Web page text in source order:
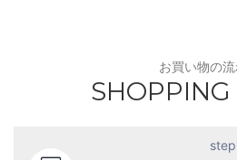
お買い物の